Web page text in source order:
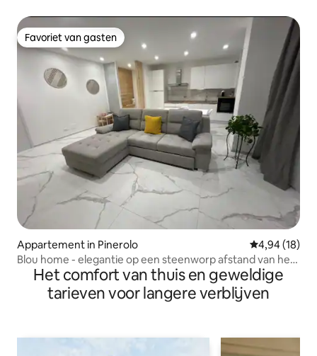
Favoriet van gasten
Favoriet van gasten
Appartement in Pinerolo Gemiddelde
4,94 (18)
Blou home - elegantie op een steenworp afstand van het
centrum
Het comfort van thuis en geweldige
tarieven voor langere verblijven